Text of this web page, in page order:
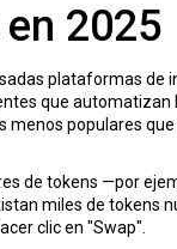
2025
plataformas de
que automatizan
menos populares
de tokens —por
miles de tokens
clic en "Swap".